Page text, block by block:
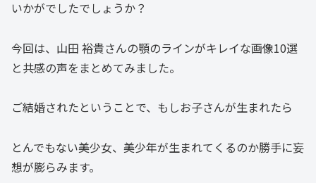
いかがでしたでしょうか？
今回は、山田 裕貴さんの顎のラインがキレイな画像10選
と共感の声をまとめてみました。
ご結婚されたということで、もしお子さんが生まれたら
とんでもない美少女、美少年が生まれてくるのか勝手に妄
想が膨らみます。